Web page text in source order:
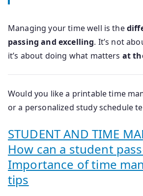
Managing your time well is the
passing and excelling. It’s not
it’s about doing what matters at
Would you like a printable time
or a personalized study schedule
STUDENT AND TIME
How can a student
Importance of time
tips